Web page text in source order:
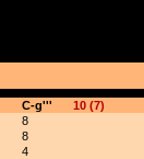
C-g''' 10 (7)
8
8
4